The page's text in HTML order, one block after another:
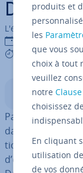
L'équipe édi­to­riale
30/05/2025
4 mins
Sommaire
Pandas
dans la
tion­ner des
d’éti­quettes.
produits et
les
que vous
choix à tout
veuillez
notre
choisissez
En cliquant
utilisation
de vos